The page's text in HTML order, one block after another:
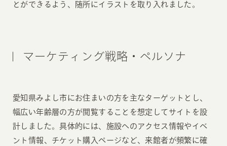
とができるよう、随所にイラストを取り入れました。
マーケティング戦略・ペルソナ
愛知県みよし市にお住まいの方を主なターゲットとし、
幅広い年齢層の方が閲覧することを想定してサイトを設
計しました。具体的には、施設へのアクセス情報やイベ
ント情報、チケット購入ページなど、来館者が頻繁に確